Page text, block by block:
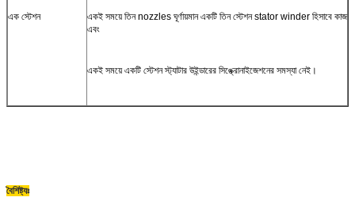
এক স্টেশন
একই সময়ে তিন nozzles ঘূর্ণায়মান একটি তিন স্টেশন stator winder হিসাবে কাজ
এবং
একই সময়ে একটি স্টেশন স্ট্যাটার উইন্ডারের সিঙ্ক্রোনাইজেশনের সমস্যা নেই।
বৈশিষ্ট্যঃ